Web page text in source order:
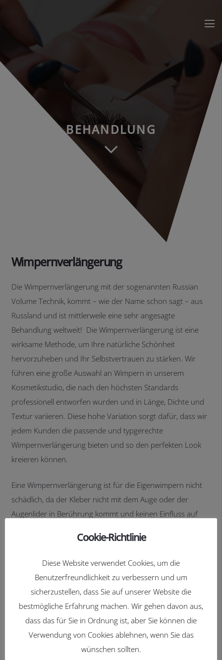
BEHANDLUNG
Wimpernverlängerung
Die Wimpernverlängerung mit der sogenannten Russian
Volume Technik, kommt – wie der Name schon sagt – aus
Russland und ist mittlerweile eine sehr angesagte
Behandlung weltweit! Die Wimpernverlängerung ist eine
wirksame Methode, um Ihre natürliche Schönheit
hervorzuheben und Ihr Selbstvertrauen zu stärken. Wir
führen eine große Auswahl an Wimpern in unserem
Kosmetikstudio, die nach den höchsten Standards
professionell entworfen wurden und in Länge, Dichte und
Textur variieren. Diese hohe Variation sorgt dafür, dass wir
jedem Kunden die passende und typgerechte
Wimpernverlängerung bieten und so den perfekten Look
kreieren können.
Eine Wimpernverlängerung ist für die Eigenwimpern nicht
schädlich, da der Kleber nicht mit dem Auge oder der
Augenlider in Berührung kommt und keinen Einfluss auf
Kunsthaar mit einem Spezialkleber appliziert. Bei einer
Wimpernverlängerung kann man sehr natürlich arbeiten
aber auch sehr auffällig und voluminös. Die Wimpern
können verlängert oder verdichtet werden, natürlich kann
auch beides gleichzeitig erzielen. Mit der Behandlung wird
ein schönes Ergebnis mit einer langen Haltbarkeit
erreicht! Wir empfehlen es, die Wimpern alle drei Wochen
Cookie-Richtlinie
Diese Website verwendet Cookies, um die
Benutzerfreundlichkeit zu verbessern und um
sicherzustellen, dass Sie auf unserer Website die
bestmögliche Erfahrung machen. Wir gehen davon aus,
dass das für Sie in Ordnung ist, aber Sie können die
Verwendung von Cookies ablehnen, wenn Sie das
wünschen sollten.